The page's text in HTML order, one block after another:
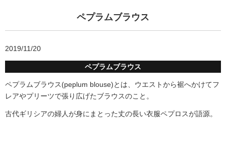
ペプラムブラウス
2019/11/20
ペプラムブラウス
ペプラムブラウス(peplum blouse)とは、ウエストから裾へかけてフ
レアやプリーツで張り広げたブラウスのこと。
古代ギリシアの婦人が身にまとった丈の長い衣服ペプロスが語源。